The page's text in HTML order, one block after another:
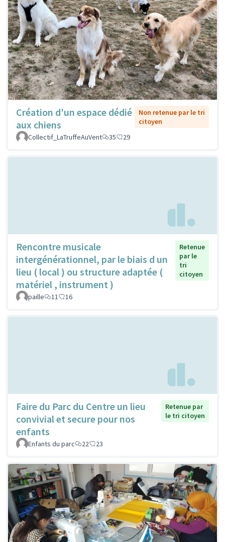
Création d'un espace dédié
aux chiens
Non retenue par le tri
citoyen
Collectif_LaTruffeAuVent
35 29
Rencontre musicale
intergénérationnel, par le biais d un
lieu ( local ) ou structure adaptée (
matériel , instrument )
Retenue
par le
tri
citoyen
paille 11 16
Faire du Parc du Centre un lieu
convivial et secure pour nos
enfants
Retenue par
le tri citoyen
Enfants du parc 22 23